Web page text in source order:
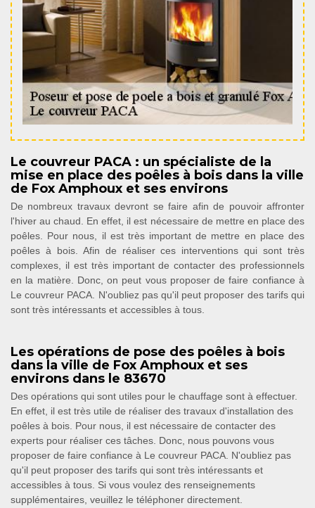
Le couvreur PACA : un spécialiste de la
mise en place des poêles à bois dans la ville
de Fox Amphoux et ses environs
De nombreux travaux devront se faire afin de pouvoir affronter
l'hiver au chaud. En effet, il est nécessaire de mettre en place des
poêles. Pour nous, il est très important de mettre en place des
poêles à bois. Afin de réaliser ces interventions qui sont très
complexes, il est très important de contacter des professionnels
en la matière. Donc, on peut vous proposer de faire confiance à
Le couvreur PACA. N'oubliez pas qu'il peut proposer des tarifs qui
sont très intéressants et accessibles à tous.
Les opérations de pose des poêles à bois
dans la ville de Fox Amphoux et ses
environs dans le 83670
Des opérations qui sont utiles pour le chauffage sont à effectuer.
En effet, il est très utile de réaliser des travaux d'installation des
poêles à bois. Pour nous, il est nécessaire de contacter des
experts pour réaliser ces tâches. Donc, nous pouvons vous
proposer de faire confiance à Le couvreur PACA. N'oubliez pas
qu'il peut proposer des tarifs qui sont très intéressants et
accessibles à tous. Si vous voulez des renseignements
supplémentaires, veuillez le téléphoner directement.